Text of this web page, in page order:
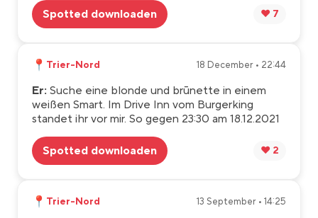
Spotted downloaden ❤️ 7
📍 Trier-Nord 18 December • 22:44
Er: Suche eine blonde und brūnette in einem
weißen Smart. Im Drive Inn vom Burgerking
standet ihr vor mir. So gegen 23:30 am 18.12.2021
Spotted downloaden ❤️ 2
📍 Trier-Nord 13 September • 14:25